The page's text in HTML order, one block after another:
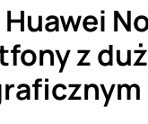
z